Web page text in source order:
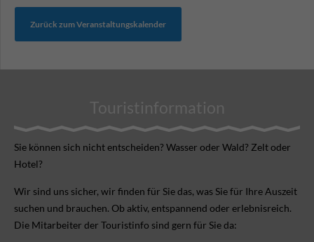
Zurück zum Veranstaltungskalender
Touristinformation
Sie können sich nicht ent­scheiden? Wasser oder Wald? Zelt oder
Hotel?
Wir sind uns sicher, wir finden für Sie das, was Sie für Ihre Aus­zeit
suchen und brauchen. Ob aktiv, ent­spannend oder erlebnis­reich.
Die Mitarbeiter der Touristinfo sind gern für Sie da: